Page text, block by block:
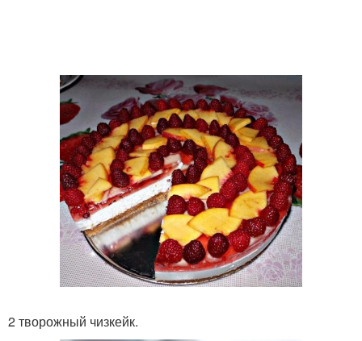
2 творожный чизкейк.